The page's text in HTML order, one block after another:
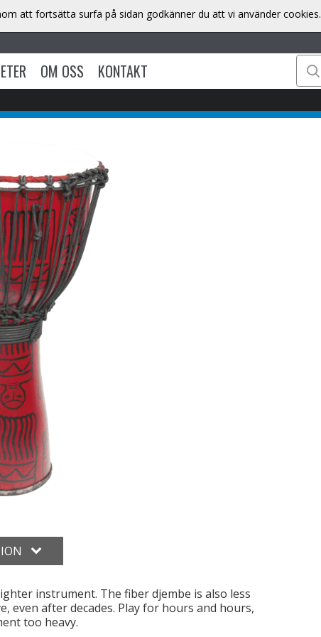
OM OSS KONTAKT
instrument. The fiber djembe is also less
even after decades. Play for hours and hours,
too heavy.
att fortsätta surfa på sidan godkänner du att vi använder cookies.